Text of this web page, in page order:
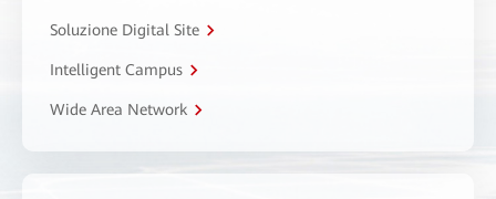
Soluzione Digital Site
Intelligent Campus
Wide Area Network